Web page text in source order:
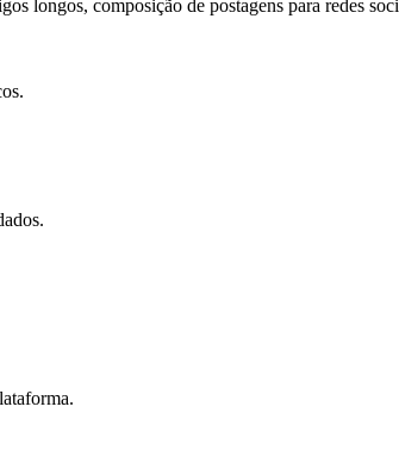
longos, composição de postagens para redes